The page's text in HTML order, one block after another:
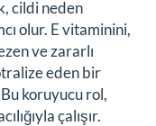
cildi neden
olur. E vitaminini,
ve zararlı
eden bir
koruyucu rol,
çalışır.